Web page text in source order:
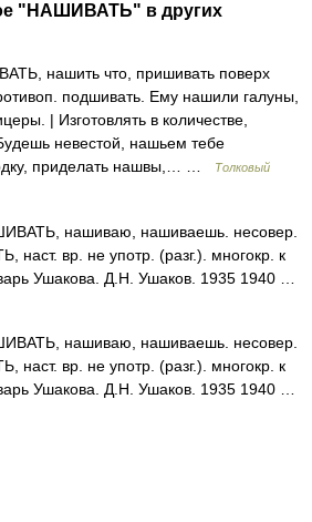
"НАШИВАТЬ" в других
нашить что, пришивать поверх
подшивать. Ему нашили галуны,
| Изготовлять в количестве,
невестой, нашьем тебе
приделать нашвы,… …
Толковый
нашиваю, нашиваешь. несовер.
наст. вр. не употр. (разг.). многокр. к
Ушакова. Д.Н. Ушаков. 1935 1940 …
нашиваю, нашиваешь. несовер.
наст. вр. не употр. (разг.). многокр. к
Ушакова. Д.Н. Ушаков. 1935 1940 …